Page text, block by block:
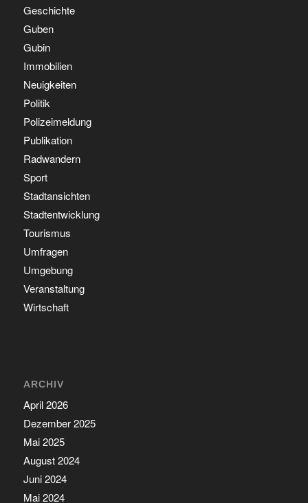
Geschichte
Guben
Gubin
Immobilien
Neuigkeiten
Politik
Polizeimeldung
Publikation
Radwandern
Sport
Stadtansichten
Stadtentwicklung
Tourismus
Umfragen
Umgebung
Veranstaltung
Wirtschaft
ARCHIV
April 2026
Dezember 2025
Mai 2025
August 2024
Juni 2024
Mai 2024